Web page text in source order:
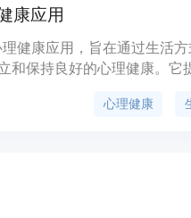
康应用
健康应用，旨在通过生活方
和保持良好的心理健康。它
影响他们的心理健康，提供
心理健康